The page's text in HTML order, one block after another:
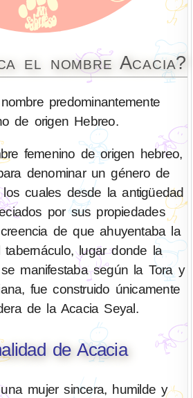
el nombre Acacia?
predominantemente
de origen Hebreo.
femenino de origen hebreo,
denominar un género de
cuales desde la antigüedad
por sus propiedades
de que ahuyentaba la
tabernáculo, lugar donde la
manifestaba según la Tora y
fue construido únicamente
de la Acacia Seyal.
de Acacia
mujer sincera, humilde y